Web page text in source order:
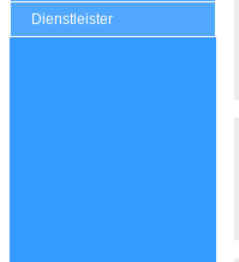
Dienstleister